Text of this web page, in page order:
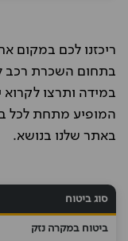
ריכזנו לכם במקום
בתחום השכרת רכב
במידה ותרצו לקרוא
המופיע מתחת לכל
באתר שלנו בנושא.
סוג ביטוח
ביטוח במקרה נזק